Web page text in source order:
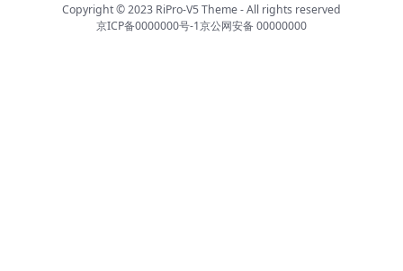
Copyright © 2023 RiPro-V5 Theme- All rights reserved
京ICP备0000000号-1京公网安备 00000000